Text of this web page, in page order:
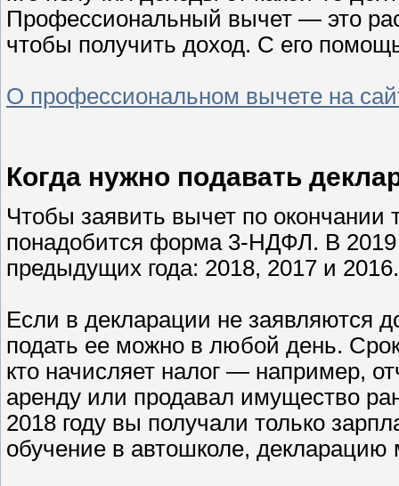
Профессиональный вычет — это
чтобы получить доход. С его
О профессиональном вычете на
Когда нужно подавать
Чтобы заявить вычет по окончании
понадобится форма 3-НДФЛ. В 2019
предыдущих года: 2018, 2017 и
Если в декларации не заявляются
подать ее можно в любой день.
кто начисляет налог — например,
аренду или продавал имущество
2018 году вы получали только
обучение в автошколе,